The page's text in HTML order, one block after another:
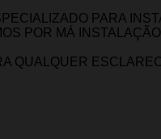
PARA
POR MÁ
QUALQUER